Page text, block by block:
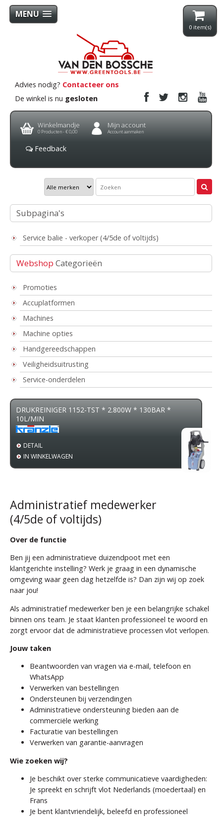
MENU
0 item(s)
Advies nodig? Contacteer ons
De winkel is nu gesloten
Winkelmandje
0 Producten -€ 0,00
Mijn account
Account aanmaken
Feedback
Subpagina's
Service balie - verkoper (4/5de of voltijds)
Webshop Categorieën
Promoties
Accuplatformen
Machines
Machine opties
Handgereedschappen
Veiligheidsuitrusting
Service-onderdelen
1152-TST * 2.800W * 130BAR *
MIN
DETAIL
IN WINKELWAGEN
IN
Administratief medewerker
(4/5de of voltijds)
Over de functie
Ben jij een administratieve duizendpoot met een
klantgerichte instelling? Werk je graag in een dynamische
omgeving waar geen dag hetzelfde is? Dan zijn wij op zoek
naar jou!
Als administratief medewerker ben je een belangrijke schakel
binnen ons team. Je staat klanten professioneel te woord en
zorgt ervoor dat de administratieve processen vlot verlopen.
Jouw taken
Beantwoorden van vragen via e-mail, telefoon en
WhatsApp
Verwerken van bestellingen
Ondersteunen bij verzendingen
Administratieve ondersteuning bieden aan de
commerciële werking
Facturatie van bestellingen
Verwerken van garantie-aanvragen
Wie zoeken wij?
Je beschikt over sterke communicatieve vaardigheden:
Je spreekt en schrijft vlot Nederlands (moedertaal) en
Frans
Je bent klantvriendelijk, beleefd en professioneel